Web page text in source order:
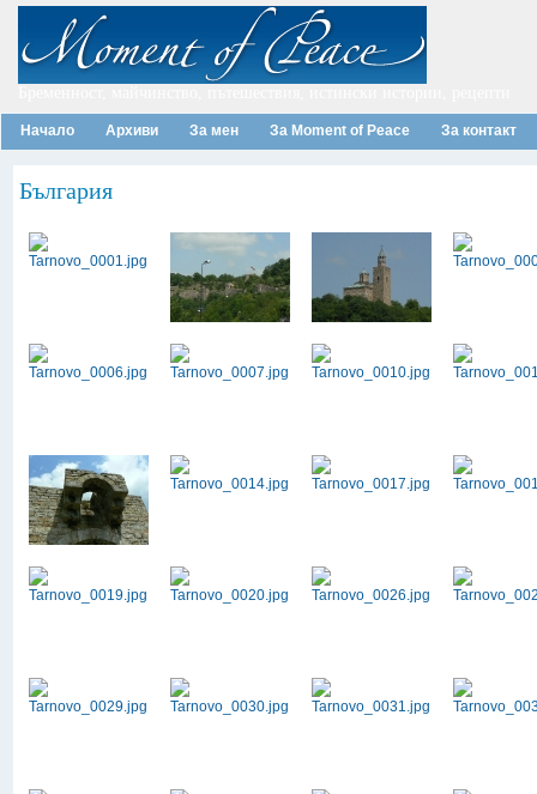
Начало Архиви За мен За Moment of Peace За контакт
България